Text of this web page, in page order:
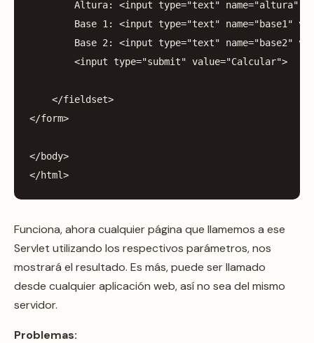
Altura:
<input type="text" name="altura"
Base 1 : <input type="text" name="base1"
Base 2 : <input type="text" name="base2"
<input type="submit" value="Calcular">
</fieldset>
</form>
</body>
</html>
Funciona, ahora cualquier página que llamemos a ese
Servlet utilizando los respectivos parámetros, nos
mostrará el resultado. Es más, puede ser llamado
desde cualquier aplicación web, así no sea del mismo
servidor.
Problemas: